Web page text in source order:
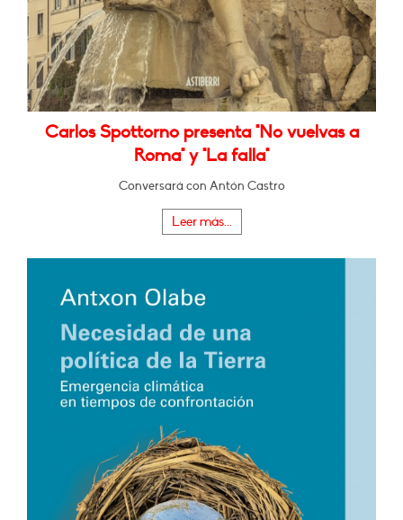
Carlos Spottorno presenta "No vuelvas a
Roma" y "La falla"
Conversará con Antón Castro
Leer más...